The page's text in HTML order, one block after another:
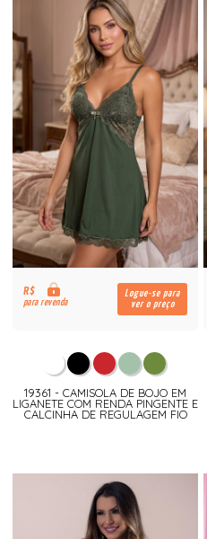
R$
para revenda
Logue-se para
ver o preço
19361 - CAMISOLA DE BOJO EM
LIGANETE COM RENDA PINGENTE E
CALCINHA DE REGULAGEM FIO